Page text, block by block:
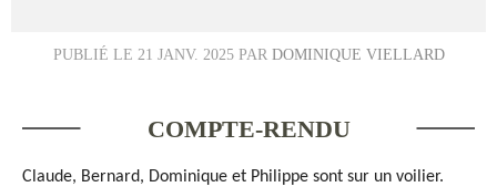
PUBLIÉ LE 21 JANV. 2025PAR DOMINIQUE VIELLARD
COMPTE-RENDU
Claude, Bernard, Dominique et Philippe sont sur un voilier.